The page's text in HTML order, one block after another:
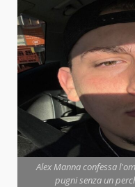
Alex Manna confessa
pugni senza un